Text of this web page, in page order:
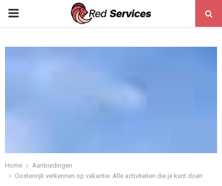
PRIMARY
Home
Aanbiedingen
Oostenrijk verkennen op vakantie: Alle activiteiten die je kunt doen